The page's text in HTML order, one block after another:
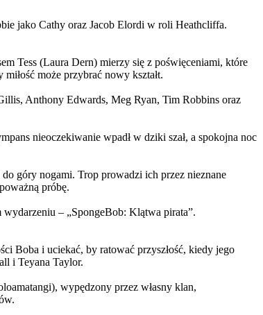
jako Cathy oraz Jacob Elordi w roli Heathcliffa.
Tess (Laura Dern) mierzy się z poświęceniami, które
może przybrać nowy kształt.
Anthony Edwards, Meg Ryan, Tim Robbins oraz
nieoczekiwanie wpadł w dziki szał, a spokojna noc
góry nogami. Trop prowadzi ich przez nieznane
próbę.
– „SpongeBob: Klątwa pirata”.
Boba i uciekać, by ratować przyszłość, kiedy jego
i Teyana Taylor.
wypędzony przez własny klan,